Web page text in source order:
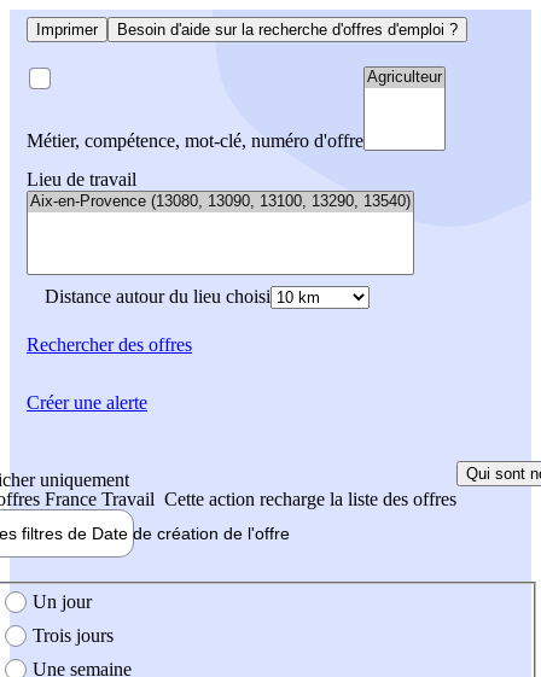
Imprimer Besoin d'aide sur la recherche d'offres d'emploi ?
Métier, compétence, mot-clé, numéro d'offre
Lieu de travail
Distance autour du lieu choisi
Rechercherdes offres
uniquement
France Travail Cette action recharge la liste des offres
Qui sont
filtres de Date de création de l'offre
création de l'offre
Un jour
Trois jours
Une semaine
Créer une alerte